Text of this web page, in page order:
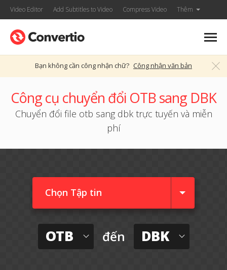
Video Editor Add Subtitles to Video Compress Video Thêm
Bạn không cần công nhận chữ? Công nhận văn bản
Công cụ chuyển đổi OTB sang DBK
Chuyển đổi file otb sang dbk trực tuyến và miễn
phí
Chọn Tập tin
OTB đến DBK